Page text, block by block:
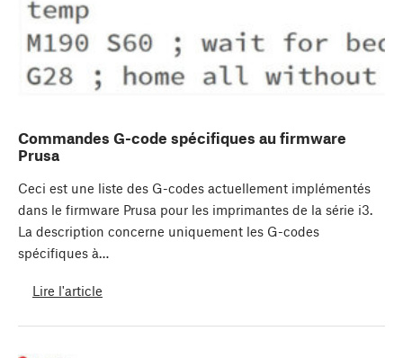
Commandes G-code spécifiques au firmware
Prusa
Ceci est une liste des G-codes actuellement implémentés
dans le firmware Prusa pour les imprimantes de la série i3.
La description concerne uniquement les G-codes
spécifiques à…
Lire l'article